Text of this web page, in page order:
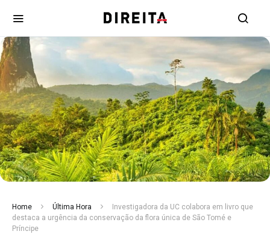
Home Última Hora
Investigadora da UC colabora em livro que
destaca a urgência da conservação da flora única de São Tomé e
Príncipe